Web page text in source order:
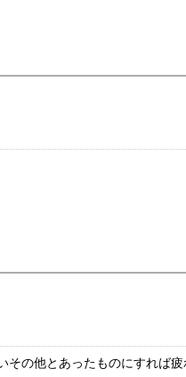
の他とあったものにすれば疲